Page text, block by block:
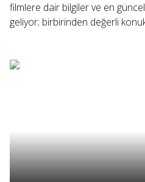
filmlere dair bilgiler ve en
geliyor; birbirinden değerli